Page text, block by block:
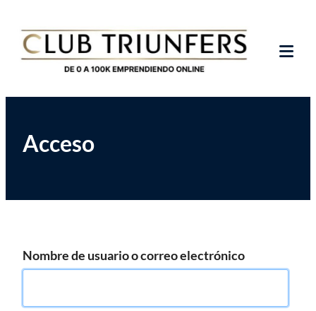
contenido
Club Triunfers
Acceso
Nombre de usuario o correo electrónico